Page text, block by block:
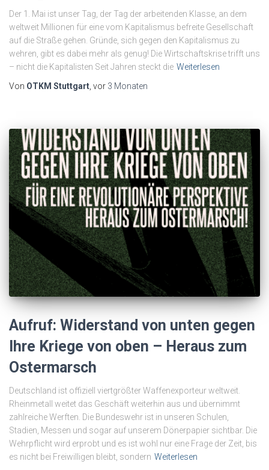
Der 1. Mai ist unser Tag, der Tag der arbeitenden Klasse, an dem
weltweit Millionen für eine vom Kapitalismus befreite Gesellschaft
auf die Straße gehen. Gründe, sich gegen den Kapitalismus zu
wehren, gibt es dabei mehr als genug! Die Wirtschaftskrise trifft uns
– nicht die Kapitalisten Seit Jahren steckt die Weiterlesen
Von OTKM Stuttgart , vor 3 Monaten
Aufruf: Widerstand von unten gegen
Ihre Kriege von oben – Heraus zum
Ostermarsch
Deutschland ist offiziell viertgrößter Waffenexporteur weltweit.
Rheinmetall weitet das Geschäft weiterhin aus und übernimmt
zahlreiche Werften. Die Bundeswehr ist in unseren Schulen,
Stadien, Messen und sogar auf unserem Dönerpapier sichtbar. Die
Wehrpflicht wird erprobt und es ist wohl nur eine Frage der Zeit, bis
es nicht bei Freiwilligen bleibt, sondern Weiterlesen